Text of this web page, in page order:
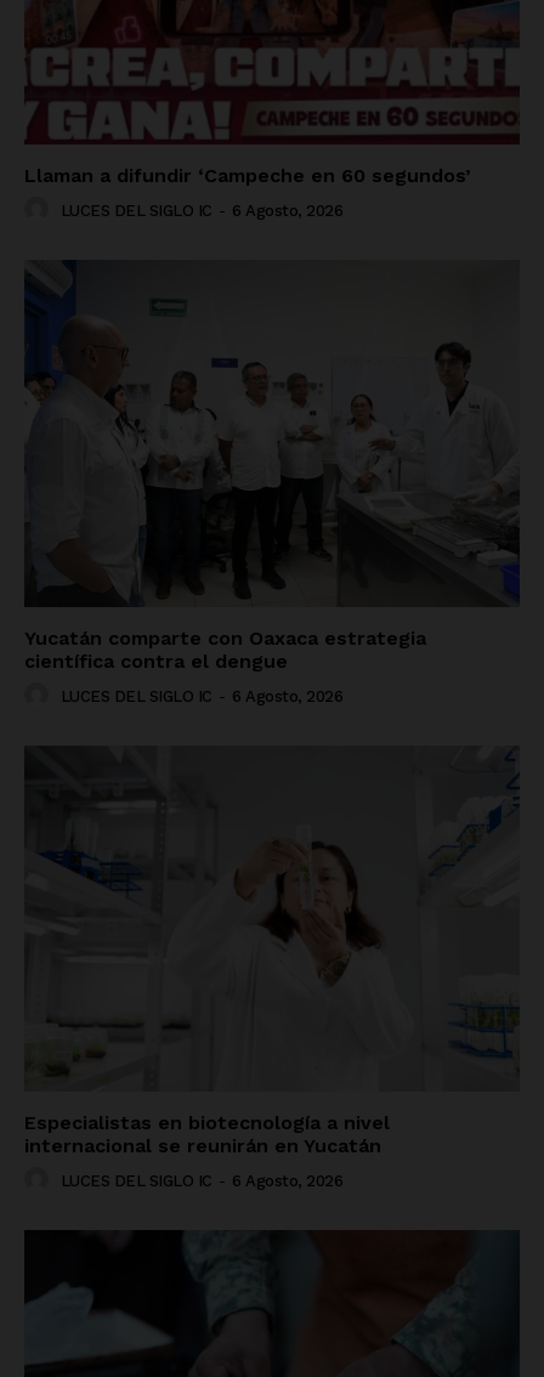
Información Propietaria / Financiación
Mi cuenta
Llaman a difundir ‘Campeche en 60 segundos’
LUCES DEL SIGLO IC - 6 Agosto, 2026
Yucatán comparte con Oaxaca estrategia
científica contra el dengue
LUCES DEL SIGLO IC - 6 Agosto, 2026
Especialistas en biotecnología a nivel
internacional se reunirán en Yucatán
LUCES DEL SIGLO IC - 6 Agosto, 2026